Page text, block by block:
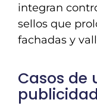
integran
sellos que
fachadas y
Casos de